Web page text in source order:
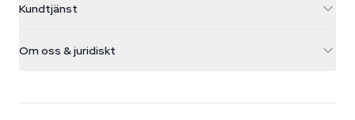
Nederland
+31(0)204897914
Smokeshop
Kundtjänst
Om oss & juridiskt
Wiki